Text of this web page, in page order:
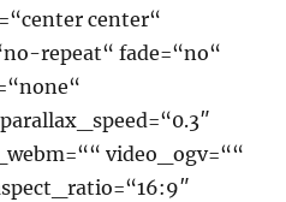
center“
repeat“ fade=“no“
video_ogv=““